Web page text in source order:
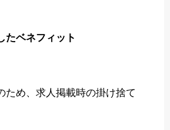
ベネフィット
ため、求人掲載時の掛け捨て